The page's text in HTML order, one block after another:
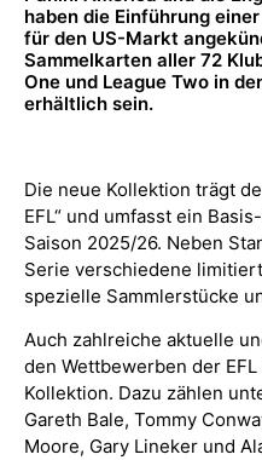
haben die Einführung
für den US-Markt
Sammelkarten aller 72
One und League Two in
erhältlich sein.
Die neue Kollektion trägt
EFL“ und umfasst ein
Saison 2025/26. Neben
Serie verschiedene
spezielle Sammlerstücke
Auch zahlreiche aktuelle
den Wettbewerben der
Kollektion. Dazu zählen
Gareth Bale, Tommy
Moore, Gary Lineker und